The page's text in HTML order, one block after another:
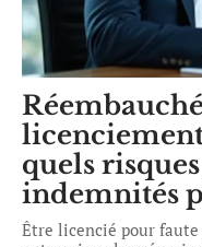
quels
indemnités
Être licencié pour